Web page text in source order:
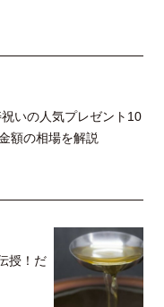
祝いの人気プレゼント10
額の相場を解説
授！だ